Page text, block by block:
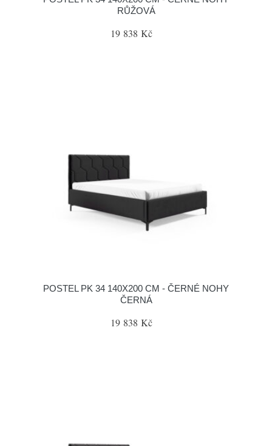
RŮŽOVÁ
19 838 Kč
POSTEL PK 34 140X200 CM - ČERNÉ NOHY
ČERNÁ
19 838 Kč